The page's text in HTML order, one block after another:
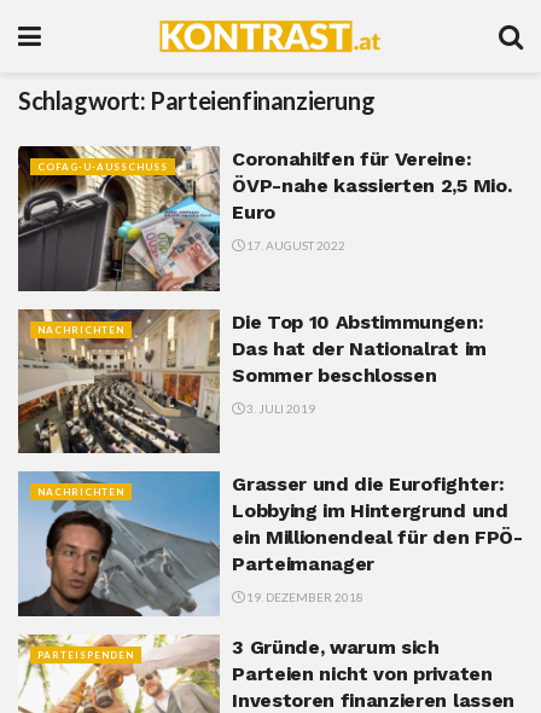
Schlagwort: Parteienfinanzierung
COFAG-U-AUSSCHUSS
Coronahilfen für Vereine:
ÖVP-nahe kassierten 2,5 Mio.
Euro
17. AUGUST 2022
NACHRICHTEN
Die Top 10 Abstimmungen:
Das hat der Nationalrat im
Sommer beschlossen
3. JULI 2019
NACHRICHTEN
Grasser und die Eurofighter:
Lobbying im Hintergrund und
ein Millionendeal für den FPÖ-
Parteimanager
19. DEZEMBER 2018
PARTEISPENDEN
3 Gründe, warum sich
Parteien nicht von privaten
Investoren finanzieren lassen